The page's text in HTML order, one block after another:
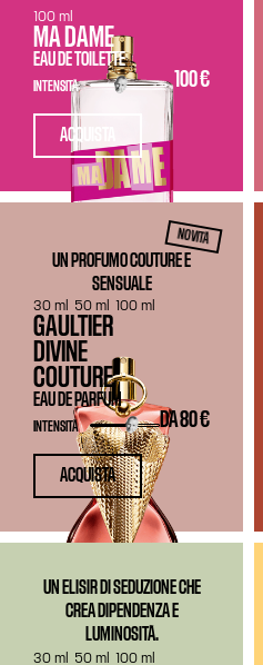
MA DAME
EAU DE TOILETTE
100 €
INTENSITÀ
100 ml
ACQUISTA
NOVITÀ
UN PROFUMO COUTURE E
SENSUALE
GAULTIER
DIVINE
COUTURE
EAU DE PARFUM
DA80 €
INTENSITÀ
30 ml 50 ml 100 ml
ACQUISTA
UN ELISIR DI SEDUZIONE CHE
CREA DIPENDENZA E
LUMINOSITÀ.
30 ml 50 ml 100 ml